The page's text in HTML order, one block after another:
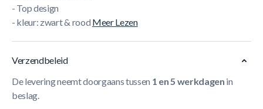
- Top design
- kleur: zwart & rood Meer Lezen
Verzendbeleid
De levering neemt doorgaans tussen 1 en 5 werkdagen in
beslag.